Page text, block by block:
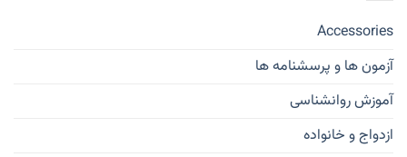
Accessories
آزمون ها و پرسشنامه ها
آموزش روانشناسی
ازدواج و خانواده